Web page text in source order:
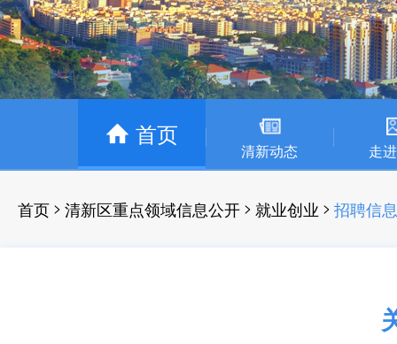
首页
清新动态 走
首页 > 清新区重点领域信息公开 > 就业创业 > 招聘信息